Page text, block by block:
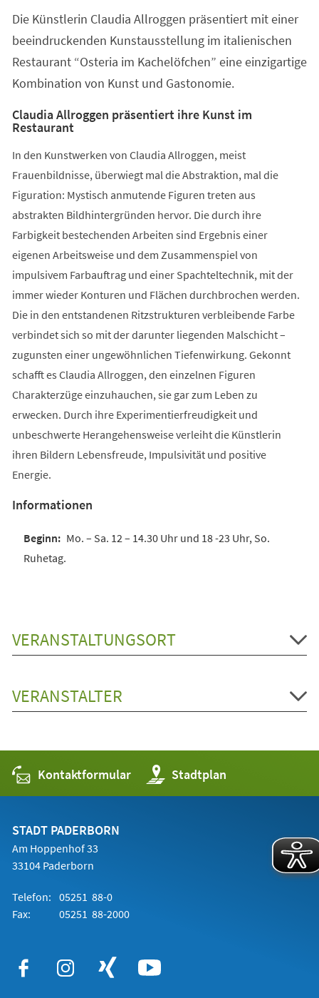
neuen
Tab)
Die Künstlerin Claudia Allroggen präsentiert mit einer
beeindruckenden Kunstausstellung im italienischen
Restaurant “Osteria im Kachelöfchen” eine einzigartige
Kombination von Kunst und Gastonomie.
Claudia Allroggen präsentiert ihre Kunst im
Restaurant
In den Kunstwerken von Claudia Allroggen, meist
Frauenbildnisse, überwiegt mal die Abstraktion, mal die
Figuration: Mystisch anmutende Figuren treten aus
abstrakten Bildhintergründen hervor. Die durch ihre
Farbigkeit bestechenden Arbeiten sind Ergebnis einer
eigenen Arbeitsweise und dem Zusammenspiel von
impulsivem Farbauftrag und einer Spachteltechnik, mit der
immer wieder Konturen und Flächen durchbrochen werden.
Die in den entstandenen Ritzstrukturen verbleibende Farbe
verbindet sich so mit der darunter liegenden Malschicht –
zugunsten einer ungewöhnlichen Tiefenwirkung. Gekonnt
schafft es Claudia Allroggen, den einzelnen Figuren
Charakterzüge einzuhauchen, sie gar zum Leben zu
erwecken. Durch ihre Experimentierfreudigkeit und
unbeschwerte Herangehensweise verleiht die Künstlerin
ihren Bildern Lebensfreude, Impulsivität und positive
Energie.
Informationen
Mo. – Sa. 12 – 14.30 Uhr und 18 -23 Uhr, So.
Ruhetag.
VERANSTALTUNGSORT
VERANSTALTER
Kontaktformular Stadtplan
(Öffnet
in
einem
STADT PADERBORN
Am Hoppenhof 33
33104 Paderborn
Telefon: 05251 88-0
Fax:
05251 88-2000